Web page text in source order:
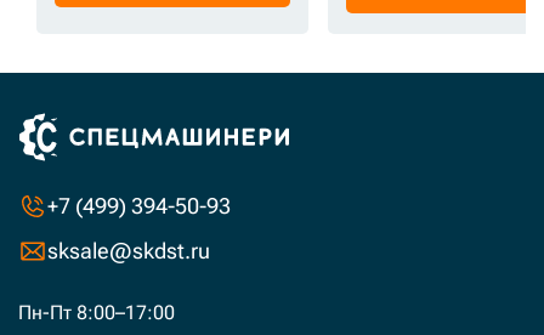
+7 (499) 394-50-93
sksale@skdst.ru
Пн-Пт 8:00–17:00